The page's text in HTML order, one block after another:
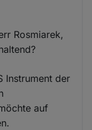
Rosmiarek,
Instrument der
auf